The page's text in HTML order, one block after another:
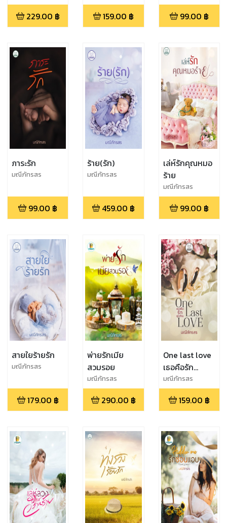
229.00 ฿ 159.00 ฿ 99.00 ฿
ภาระรัก
มณีภัทรสร
99.00 ฿
ร้าย(รัก)
มณีภัทรสร
459.00 ฿
เล่ห์รักคุณหมอ
ร้าย
มณีภัทรสร
99.00 ฿
สายใยร้ายรัก
มณีภัทรสร
179.00 ฿
พ่ายรักเมีย
สวมรอย
มณีภัทรสร
290.00 ฿
One last love
เธอคือรัก
สุดท้าย
มณีภัทรสร
159.00 ฿